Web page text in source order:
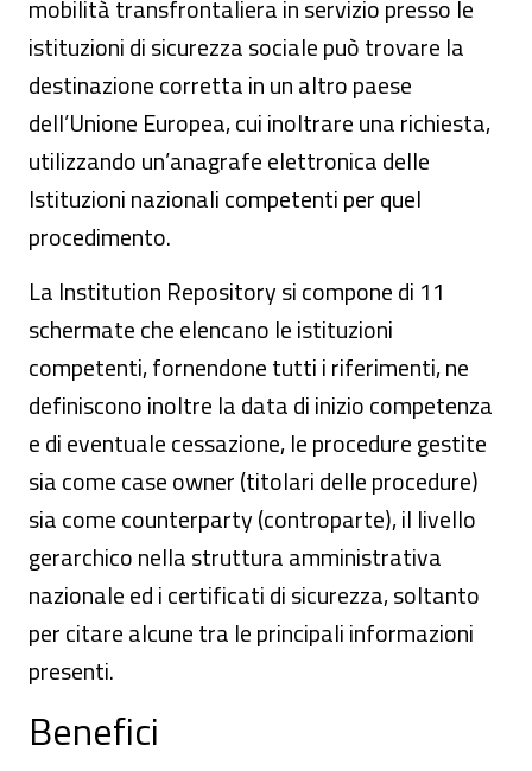
mobilità transfrontaliera in servizio presso le
istituzioni di sicurezza sociale può trovare la
destinazione corretta in un altro paese
dell’Unione Europea, cui inoltrare una richiesta,
utilizzando un’anagrafe elettronica delle
Istituzioni nazionali competenti per quel
procedimento.
La Institution Repository si compone di 11
schermate che elencano le istituzioni
competenti, fornendone tutti i riferimenti, ne
definiscono inoltre la data di inizio competenza
e di eventuale cessazione, le procedure gestite
sia come case owner (titolari delle procedure)
sia come counterparty (controparte), il livello
gerarchico nella struttura amministrativa
nazionale ed i certificati di sicurezza, soltanto
per citare alcune tra le principali informazioni
presenti.
Benefici